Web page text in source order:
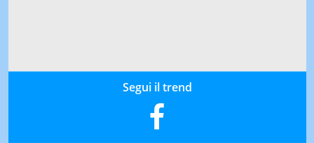
Segui il trend